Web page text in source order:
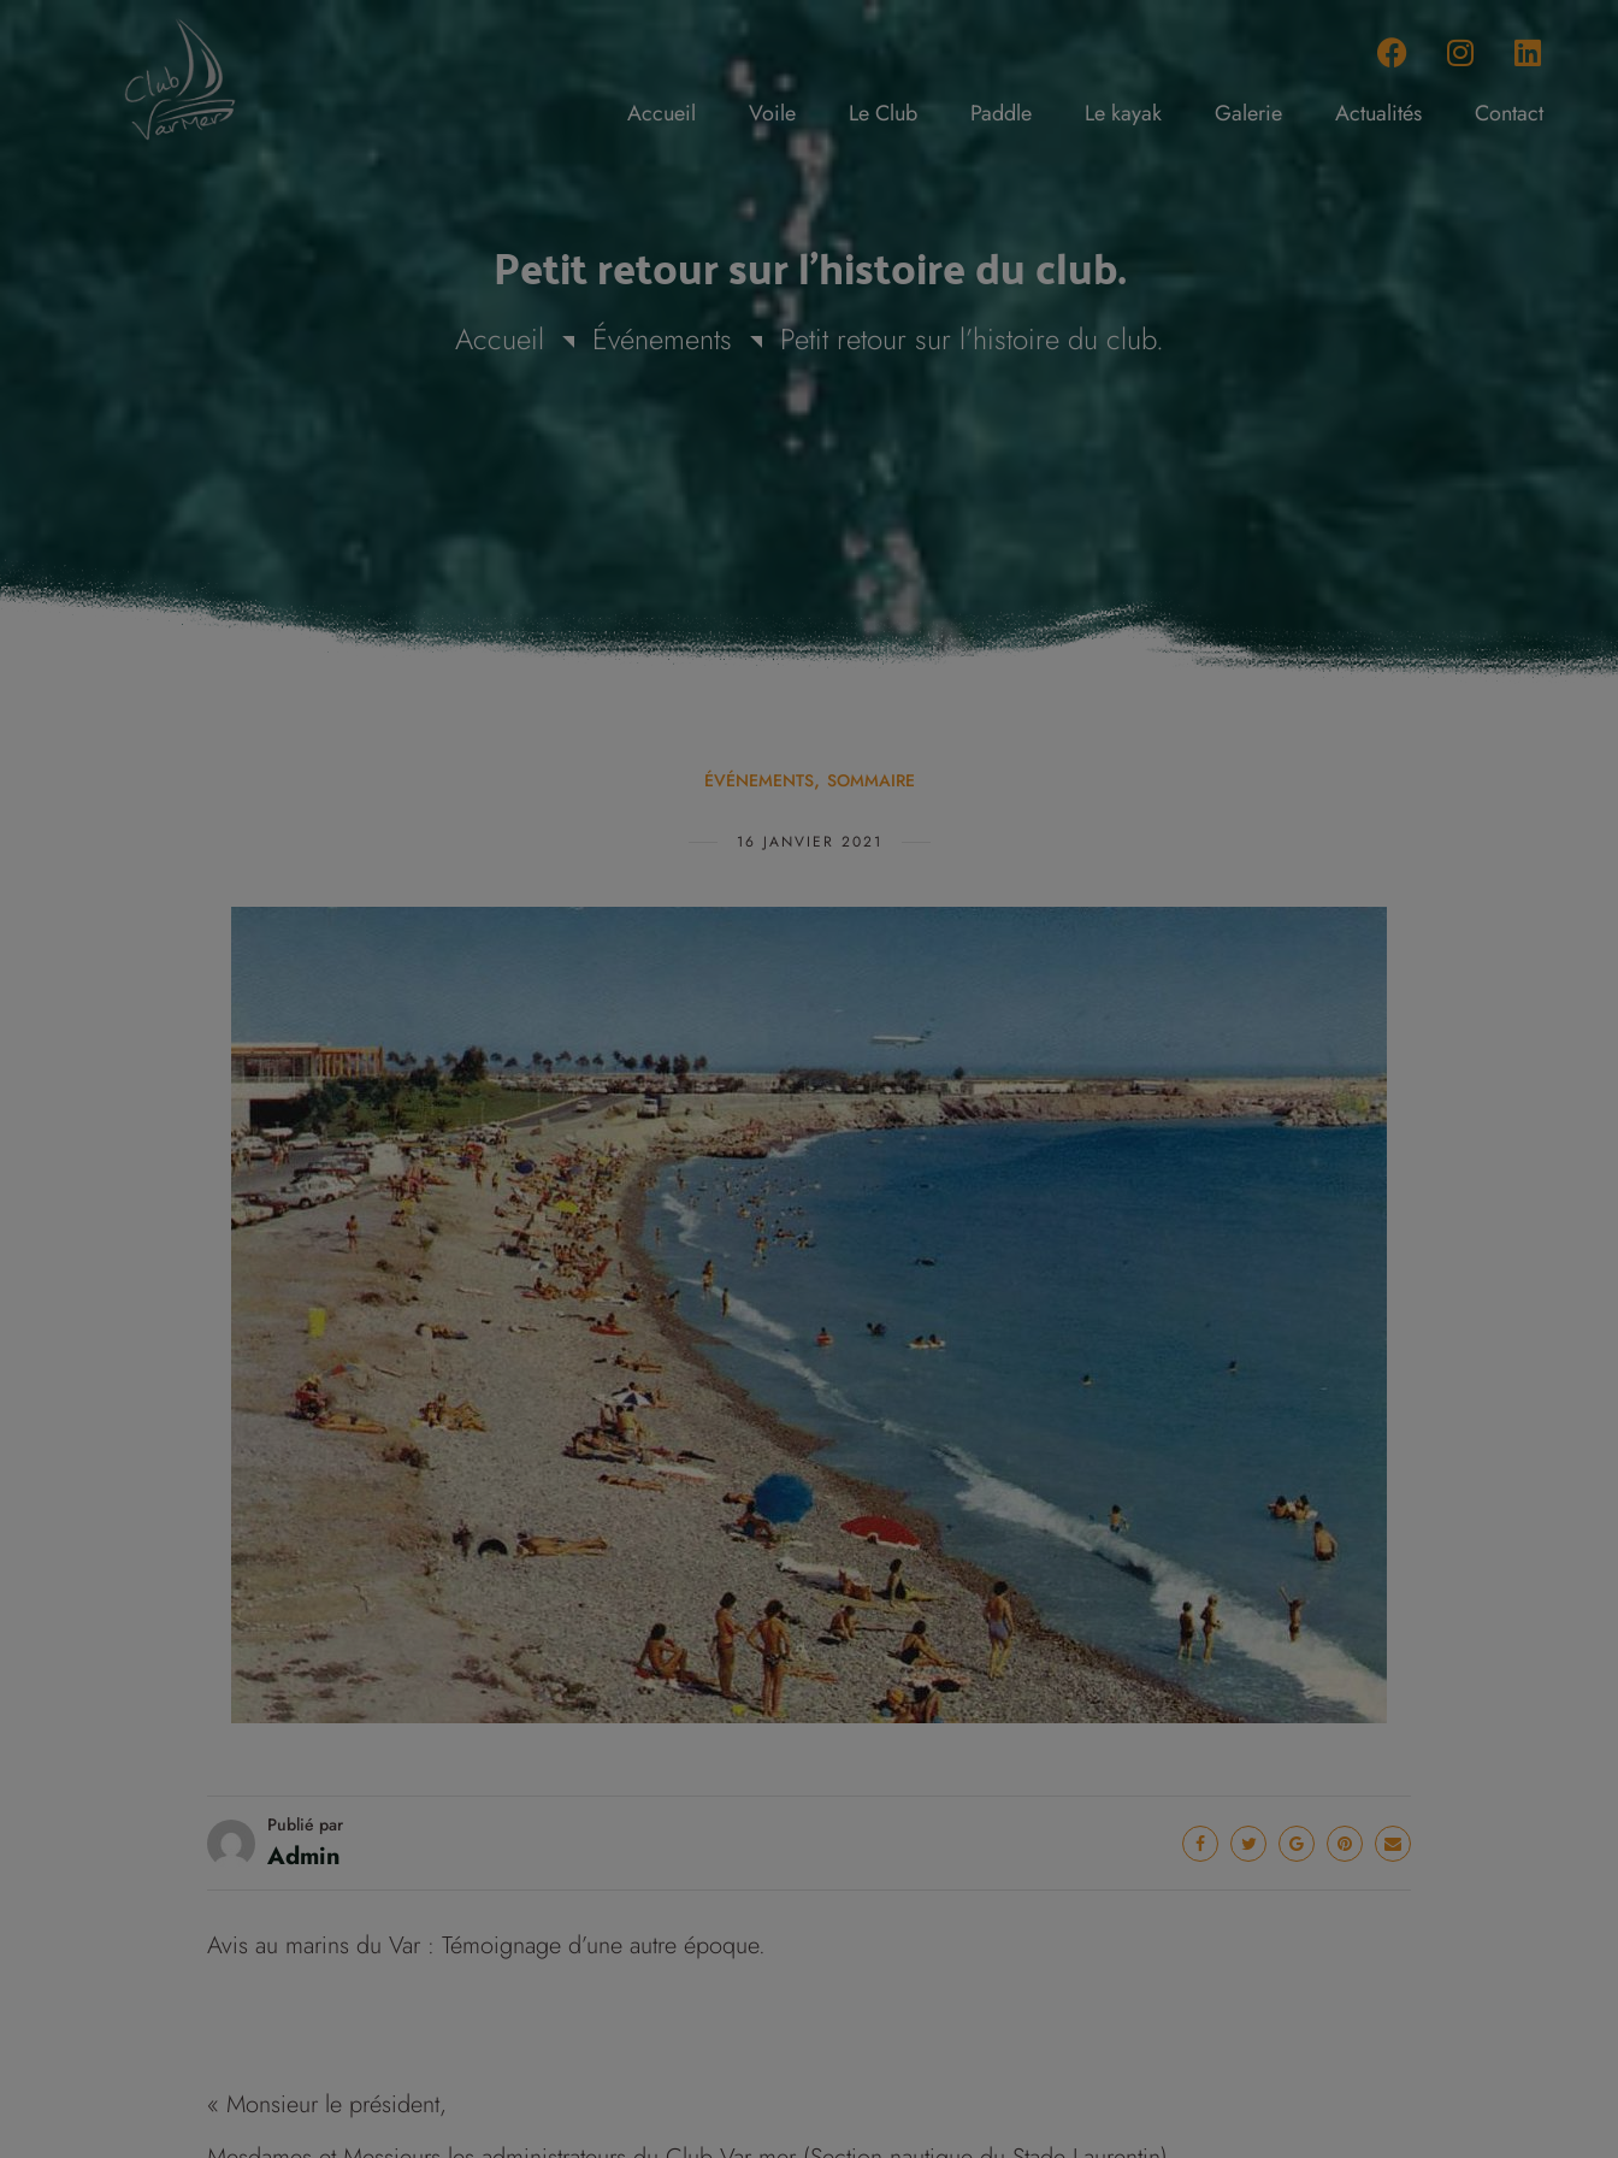
Panneau de gestion des cookies
Accueil Voile Le Club Paddle Le kayak Galerie Actualités Contact
Petit retour sur l’histoire du club.
Accueil Événements Petit retour sur l’histoire du club.
ÉVÉNEMENTS SOMMAIRE
16 JANVIER 2021
Publié par
Admin
Avis au marins du Var : Témoignage d’une autre époque.
« Monsieur le président,